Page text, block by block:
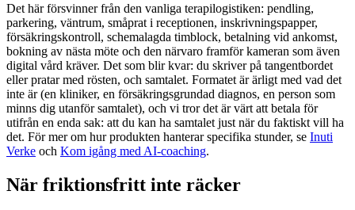
Det här försvinner från den vanliga terapilogistiken: pendling,
parkering, väntrum, småprat i receptionen, inskrivningspapper,
försäkringskontroll, schemalagda timblock, betalning vid ankomst,
bokning av nästa möte och den närvaro framför kameran som även
digital vård kräver. Det som blir kvar: du skriver på tangentbordet
eller pratar med rösten, och samtalet. Formatet är ärligt med vad det
inte är (en kliniker, en försäkringsgrundad diagnos, en person som
minns dig utanför samtalet), och vi tror det är värt att betala för
utifrån en enda sak: att du kan ha samtalet just när du faktiskt vill ha
det. För mer om hur produkten hanterar specifika stunder, se Inuti
Verke och Kom igång med AI-coaching.
När friktionsfritt inte räcker